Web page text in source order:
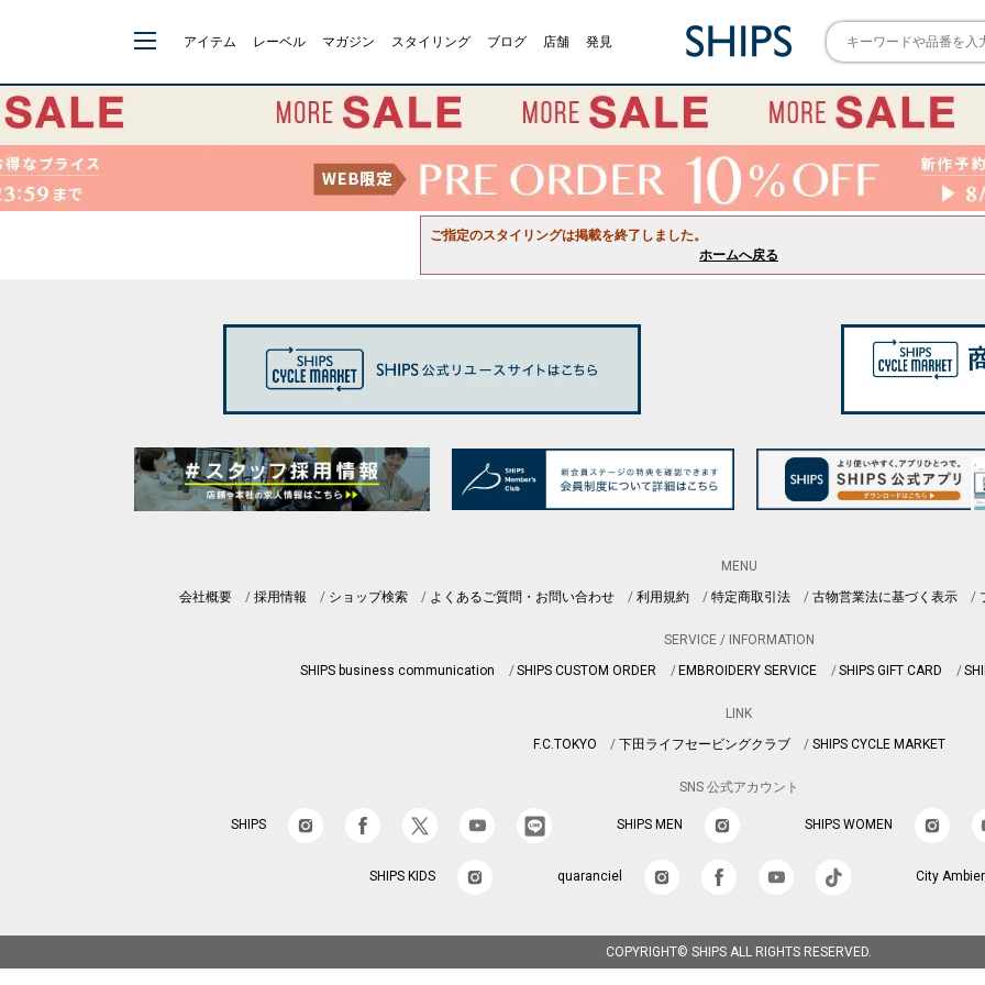
アイテム レーベル マガジン スタイリング ブログ 店舗 発見
ご指定のスタイリングは掲載を終了しました。
ホームへ戻る
MENU
会社概要
採用情報 ショップ検索 よくあるご質問・お問い合わせ 利用規約 特定商取引法 古物営業法に基づく表示
SERVICE / INFORMATION
SHIPS business communication
SHIPS CUSTOM ORDER EMBROIDERY SERVICE SHIPS GIFT CARD
LINK
F.C.TOKYO
下田ライフセービングクラブ SHIPS CYCLE MARKET
SNS 公式アカウント
SHIPS SHIPS MEN SHIPS WOMEN
SHIPS KIDS quaranciel City
COPYRIGHT© SHIPS ALL RIGHTS RESERVED.